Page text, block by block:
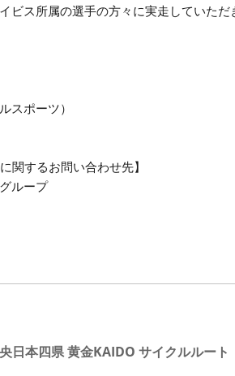
ス所属の選手の方々に実走していただ
スポーツ）
関するお問い合わせ先】
ループ
日本四県 黄金KAIDO サイクルルート